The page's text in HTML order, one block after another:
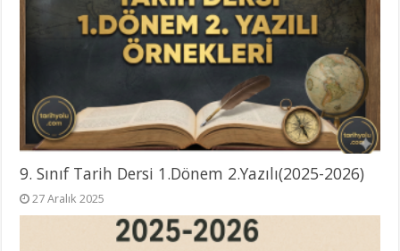
9. Sınıf Tarih Dersi 1.Dönem 2.Yazılı(2025-2026)
27 Aralık 2025